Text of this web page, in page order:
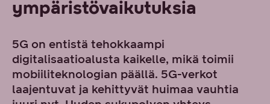
ympäristövaikutuksia
5G on entistä tehokkaampi
digitalisaatioalusta kaikelle, mikä toimii
mobiiliteknologian päällä. 5G-verkot
laajentuvat ja kehittyvät huimaa vauhtia